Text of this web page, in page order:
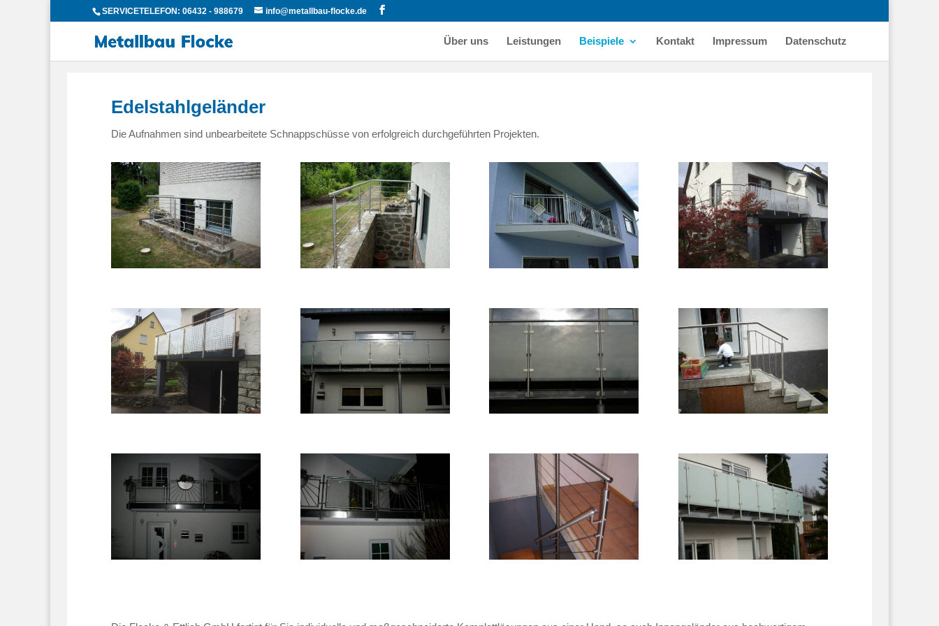
SERVICETELEFON: 06432 - 988679 info@metallbau-flocke.de
Über uns Leistungen Beispiele Kontakt Impressum Datenschutz
Edelstahlgeländer
Die Aufnahmen sind unbearbeitete Schnappschüsse von erfolgreich durchgeführten Projekten.